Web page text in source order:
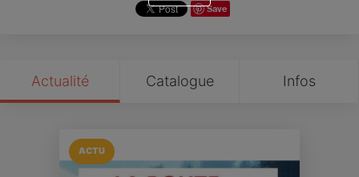
Save
Actualité Catalogue Infos
ACTU